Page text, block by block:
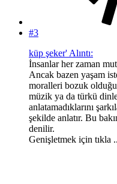
#3
küp şeker' Alıntı:
İnsanlar her zaman
Ancak bazen yaşam
moralleri bozuk
müzik ya da türkü
anlatamadıklarını
şekilde anlatır. Bu
denilir.
Genişletmek için tıkla